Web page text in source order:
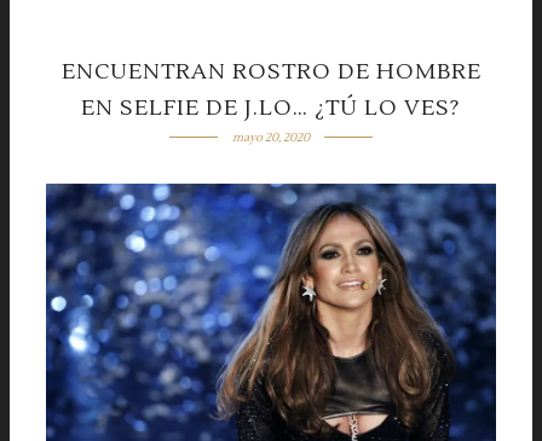
ENCUENTRAN ROSTRO DE HOMBRE
EN SELFIE DE J.LO… ¿TÚ LO VES?
mayo 20, 2020